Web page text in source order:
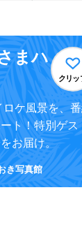
まハ
クリッ
ケ風景を、
ト！特別ゲス
お届け。
き写真館